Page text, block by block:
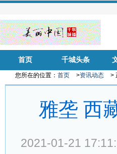
首页 千城头条
您所在的位置： 首页 >资讯动态 >
雅垄 西
2021-01-21